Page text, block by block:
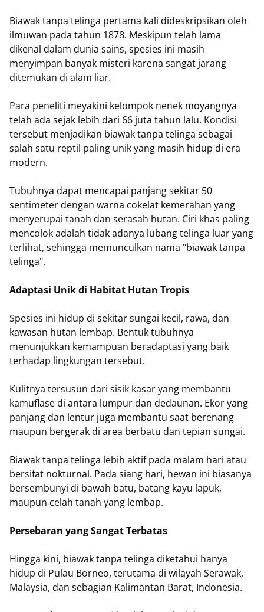
Biawak tanpa telinga pertama kali dideskripsikan oleh
ilmuwan pada tahun 1878. Meskipun telah lama
dikenal dalam dunia sains, spesies ini masih
menyimpan banyak misteri karena sangat jarang
ditemukan di alam liar.
Para peneliti meyakini kelompok nenek moyangnya
telah ada sejak lebih dari 66 juta tahun lalu. Kondisi
tersebut menjadikan biawak tanpa telinga sebagai
salah satu reptil paling unik yang masih hidup di era
modern.
Tubuhnya dapat mencapai panjang sekitar 50
sentimeter dengan warna cokelat kemerahan yang
menyerupai tanah dan serasah hutan. Ciri khas paling
mencolok adalah tidak adanya lubang telinga luar yang
terlihat, sehingga memunculkan nama "biawak tanpa
telinga".
Adaptasi Unik di Habitat Hutan Tropis
Spesies ini hidup di sekitar sungai kecil, rawa, dan
kawasan hutan lembap. Bentuk tubuhnya
menunjukkan kemampuan beradaptasi yang baik
terhadap lingkungan tersebut.
Kulitnya tersusun dari sisik kasar yang membantu
kamuflase di antara lumpur dan dedaunan. Ekor yang
panjang dan lentur juga membantu saat berenang
maupun bergerak di area berbatu dan tepian sungai.
Biawak tanpa telinga lebih aktif pada malam hari atau
bersifat nokturnal. Pada siang hari, hewan ini biasanya
bersembunyi di bawah batu, batang kayu lapuk,
maupun celah tanah yang lembap.
Persebaran yang Sangat Terbatas
Hingga kini, biawak tanpa telinga diketahui hanya
hidup di Pulau Borneo, terutama di wilayah Serawak,
Malaysia, dan sebagian Kalimantan Barat, Indonesia.